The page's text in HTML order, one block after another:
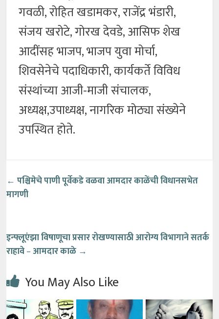
गवळी, रोहित खडामकर, राजेंद्र भंडारी,
संजय खरोटे, गोरख देवडे, आसिफ शेख
आदींसह भाजप, भाजप युवा मोर्चा,
शिवसेनेचे पदाधिकारी, कार्यकर्ते विविध
संस्थांच्या आजी-माजी संचालक,
अध्यक्ष,उपाध्यक्ष, नागरिक मोठ्या संख्येने
उपस्थित होते.
← पश्चिमेचे पाणी पूर्वेकडे वळवाआमदार काळेंची विधानसभेत
मागणी
इन्फ्लूएंझा विषाणूचा प्रसार रोखण्यासाठी आरोग्य विभागाने सतर्क
राहावे–आमदार काळे →
You May Also Like